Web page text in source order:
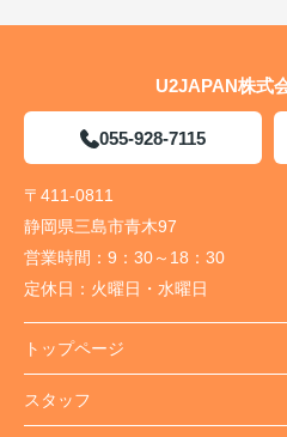
U2JAPAN株式
055-928-7115
〒411-0811
静岡県三島市青木97
営業時間： 9：30～18：30
定休日： 火曜日・水曜日
トップページ
スタッフ